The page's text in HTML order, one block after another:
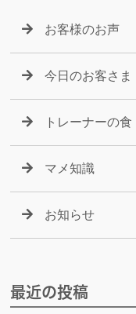
お客様のお声
今日のお客さま
トレーナーの食
マメ知識
お知らせ
最近の投稿